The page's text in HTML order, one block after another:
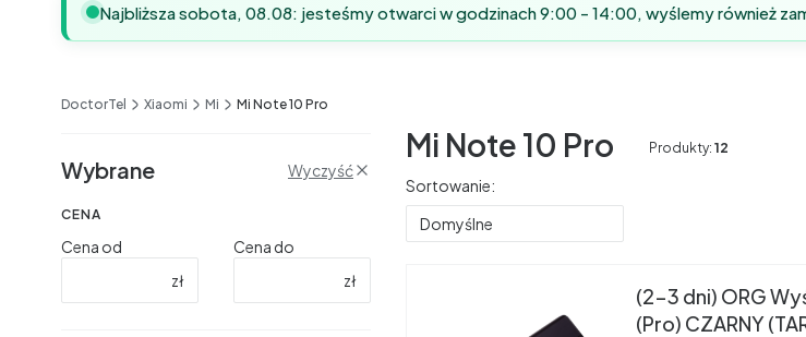
Najbliższa sobota, 08.08: jesteśmy otwarci w godzinach 9:00 - 14:00, wyślemy również
DoctorTel Xiaomi Mi Mi Note 10 Pro
Wybrane Wyczyść
CENA
Cena od
zł
Cena do
zł
Mi Note 10 Pro Produkty: 12
Lista produktów
Sortowanie:
Domyślne
(2-3 dni) ORG
(Pro) CZARNY